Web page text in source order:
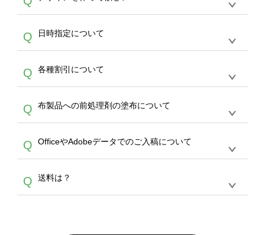
サービスよりも低価格で製作することが可能で
す。
写真などもアップロード可能です。使用できな
い画像はエラーになります。（※ Illustratorか
らの直接入稿には対応していません。AIで保存
し、デザインツールからアップロードして下さ
い）
文のみ受け付けております。30個以上のご製
作をお考えの方は、サポートが担当するエコバ
スをご利用頂ければ、電話やFAX、メールなど
でご注文が可能です。
A
を作って欲しい。などの場合は、製作数量が
30個以上であれば、サポート担当が、デザイ
バッグコンシェル
サー
ビスをご利用ください。(※ 30個以下の場合
は、デザインツールをご利用ください)
Q 日時指定について
A
ん。発送後18時以降に配送業者・伝票番号を
メールでお知らせいたしますので、直接配送業
者にご連絡いただき調整をお願い致します。
Q 各種割引について
A
カート内で自動的に割引(最大50%)が適用され
ます。 【付与ポイント】購入金額の1％が1ポ
イントとして付与され、次回ご注文時に1ポイ
ント＝1円としてお使いいただけます。ポイン
トは発送完了の翌日に付与され、次回ご注文時
からご利用頂けます。ポイントの有効期限は一
年間です。【会員ランク】過去10カ月のご注
文回数により会員ランク割引(最大5%)が適用
Q 布製品への前処理剤の塗布について
A
意点（前処理剤）】カラー生地（Tシャツのホ
ワイト、トートバッグのナチュラル、ホワイト
といって、プリントを定着させるための処理剤
を塗布しており、短納期・低価格で商品をお届
Q OfficeやAdobeデータでのご入稿について
A
ません。いずれのデータも該当デザインのみ画
像(JPEG,PNG,GIF,PDF)に変換、またはAdobe
Q 送料は？